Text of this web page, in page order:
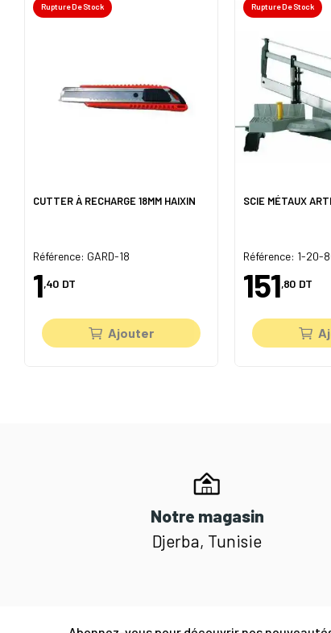
Rupture De Stock
CUTTER À RECHARGE 18MM HAIXIN
Référence: GARD-18
1,40 DT
Ajouter
Rupture De Stock
SCIE MÉTAUX
Référence: 1-20-
151,80 DT
Notre magasin
Djerba, Tunisie